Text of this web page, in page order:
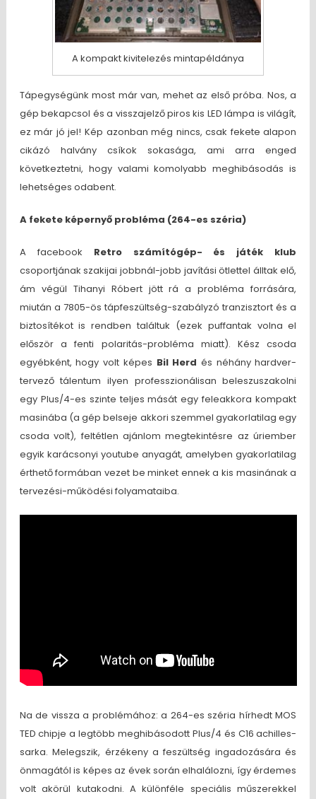
A kompakt kivitelezés mintapéldánya
Tápegységünk most már van, mehet az első próba. Nos, a
gép bekapcsol és a visszajelző piros kis LED lámpa is világít,
ez már jó jel! Kép azonban még nincs, csak fekete alapon
cikázó halvány csíkok sokasága, ami arra enged
következtetni, hogy valami komolyabb meghibásodás is
lehetséges odabent.
A fekete képernyő probléma (264-es széria)
A facebook Retro számítógép- és játék klub
csoportjának szakijai jobbnál-jobb javítási ötlettel álltak elő,
ám végül Tihanyi Róbert jött rá a probléma forrására,
miután a 7805-ös tápfeszültség-szabályzó tranzisztort és a
biztosítékot is rendben találtuk (ezek puffantak volna el
először a fenti polaritás-probléma miatt). Kész csoda
egyébként, hogy volt képes Bil Herd és néhány hardver-
tervező tálentum ilyen professzionálisan beleszuszakolni
egy Plus/4-es szinte teljes mását egy feleakkora kompakt
masinába (a gép belseje akkori szemmel gyakorlatilag egy
csoda volt), feltétlen ajánlom megtekintésre az úriember
egyik karácsonyi youtube anyagát, amelyben gyakorlatilag
érthető formában vezet be minket ennek a kis masinának a
tervezési-működési folyamataiba.
Na de vissza a problémához: a 264-es széria hírhedt MOS
TED chipje a legtöbb meghibásodott Plus/4 és C16 achilles-
sarka. Melegszik, érzékeny a feszültség ingadozására és
önmagától is képes az évek során elhalálozni, így érdemes
volt akörül kutakodni. A különféle speciális műszerekkel